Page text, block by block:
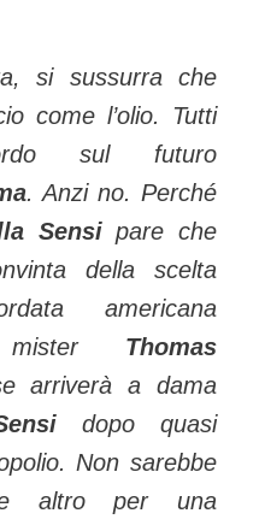
si sussurra che
come l’olio. Tutti
sul futuro
. Anzi no. Perché
Sensipare che
della scelta
americana
mister Thomas
arriverà a dama
dopo quasi
Non sarebbe
altro per una